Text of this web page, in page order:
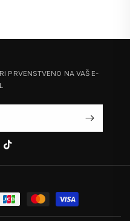
PRVENSTVENO NA VAŠ E-
Tiktok